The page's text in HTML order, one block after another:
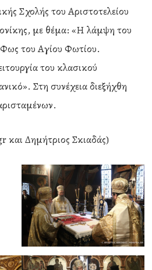
Σχολής του Αριστοτελείου
με θέμα: «Η λάμψη του
του Αγίου Φωτίου.
του κλασικού
Στη συνέχεια διεξήχθη
Δημήτριος Σκιαδάς)